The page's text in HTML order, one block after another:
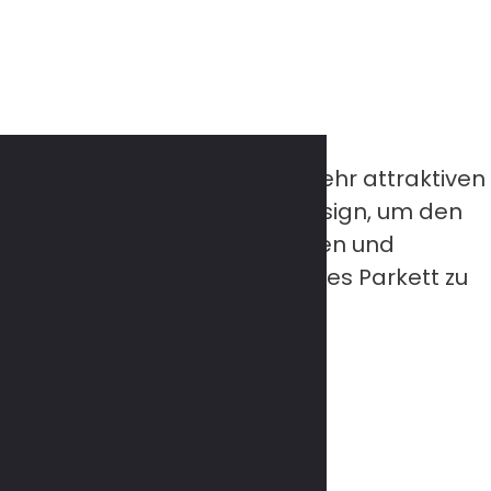
welche zu sehr attraktiven
Eleganz und stilvolles Design, um den
Oberflächenstrukturen und
ästhetisches und langlebiges Parkett zu